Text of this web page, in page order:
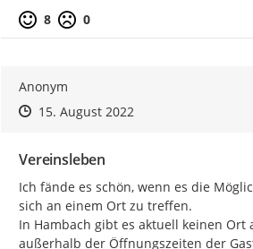
Positive Bewertung
8 Negative Bewertung
0
Anonym
Zeitpunkt des Erstellens
Zeitpunkt des Erstellens
15. August 2022Zur Äußerung
Vereinsleben
Ich fände es schön, wenn es die
sich an einem Ort zu treffen.
In Hambach gibt es aktuell keinen Ort
außerhalb der Öffnungszeiten der